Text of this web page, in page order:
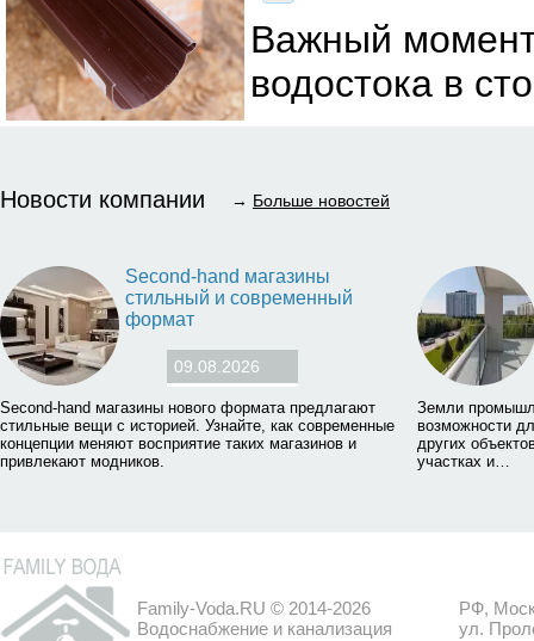
Важный
водостока в
Новости компании → Больше новостей
Second-hand магазины
стильный и современный
формат
09.08.2026
Second-hand магазины нового формата предлагают
стильные вещи с историей. Узнайте, как современные
концепции меняют восприятие таких магазинов и
привлекают модников.
Земли
возможности
других
участках и…
Family-Voda.RU © 2014-2026
Водоснабжение и канализация
РФ,
ул.